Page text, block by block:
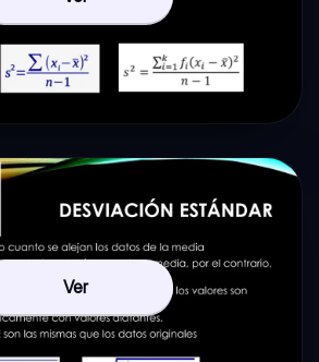
Ver